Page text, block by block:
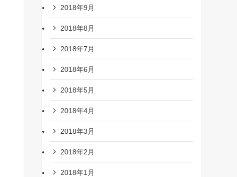
2018年9月
2018年8月
2018年7月
2018年6月
2018年5月
2018年4月
2018年3月
2018年2月
2018年1月